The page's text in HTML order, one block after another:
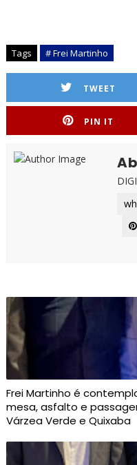
Tags # Frei Martinho
TWEET
PIN IT
Frei Martinho é
mesa, asfalto e
Várzea Verde e Quixaba